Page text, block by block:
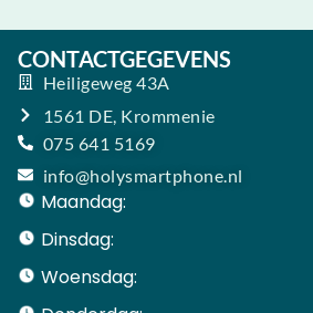
CONTACTGEGEVENS
Heiligeweg 43A
1561 DE, Krommenie
075 641 5169
info@holysmartphone.nl
Maandag:
Dinsdag:
Woensdag: